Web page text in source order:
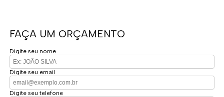
FAÇA UM ORÇAMENTO
Digite seu nome
Digite seu email
Digite seu telefone